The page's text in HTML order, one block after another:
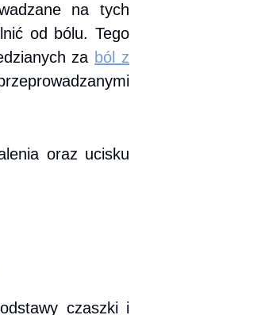
na tych
od bólu. Tego
za ból z
oraz ucisku
czaszki i